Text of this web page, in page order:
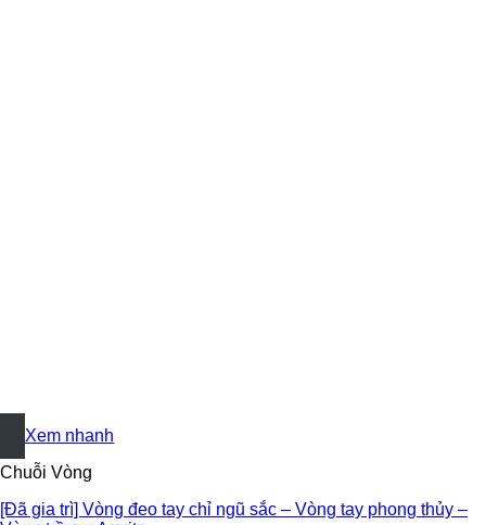
+
Xem nhanh
Chuỗi Vòng
[Đã gia trì] Vòng đeo tay chỉ ngũ sắc – Vòng tay phong thủy –